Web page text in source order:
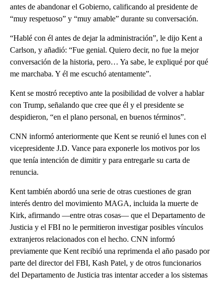
antes de abandonar el Gobierno, calificando al presidente de
“muy respetuoso” y “muy amable” durante su conversación.
“Hablé con él antes de dejar la administración”, le dijo Kent a
Carlson, y añadió: “Fue genial. Quiero decir, no fue la mejor
conversación de la historia, pero… Ya sabe, le expliqué por qué
me marchaba. Y él me escuchó atentamente”.
Kent se mostró receptivo ante la posibilidad de volver a hablar
con Trump, señalando que cree que él y el presidente se
despidieron, “en el plano personal, en buenos términos”.
CNN informó anteriormente que Kent se reunió el lunes con el
vicepresidente J.D. Vance para exponerle los motivos por los
que tenía intención de dimitir y para entregarle su carta de
renuncia.
Kent también abordó una serie de otras cuestiones de gran
interés dentro del movimiento MAGA, incluida la muerte de
Kirk, afirmando —entre otras cosas— que el Departamento de
Justicia y el FBI no le permitieron investigar posibles vínculos
extranjeros relacionados con el hecho. CNN informó
previamente que Kent recibió una reprimenda el año pasado por
parte del director del FBI, Kash Patel, y de otros funcionarios
del Departamento de Justicia tras intentar acceder a los sistemas